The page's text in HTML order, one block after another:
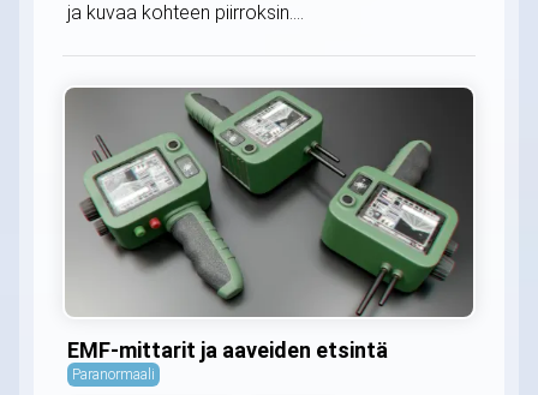
ja kuvaa kohteen piirroksin....
EMF-mittarit ja aaveiden etsintä
Paranormaali